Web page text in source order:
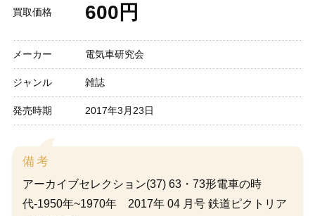
買取価格 600円
メーカー 電気車研究会
ジャンル 雑誌
発売時期 2017年3月23日
備考
アーカイブセレクション(37) 63・73形電車の時
代-1950年~1970年 2017年 04 月号 鉄道ピクトリア